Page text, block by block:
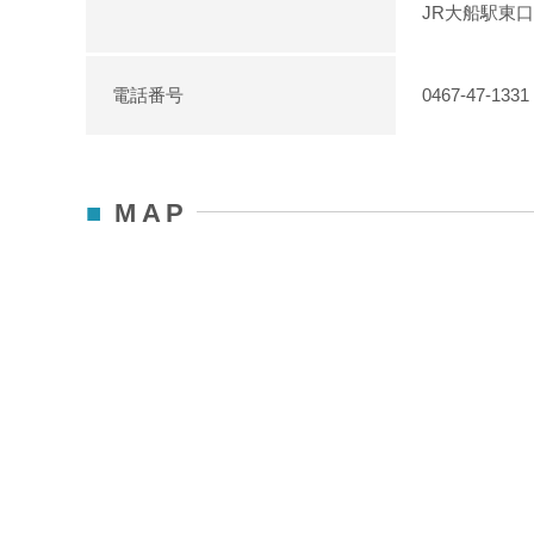
JR大船駅東
電話番号 0467-47-1331
MAP